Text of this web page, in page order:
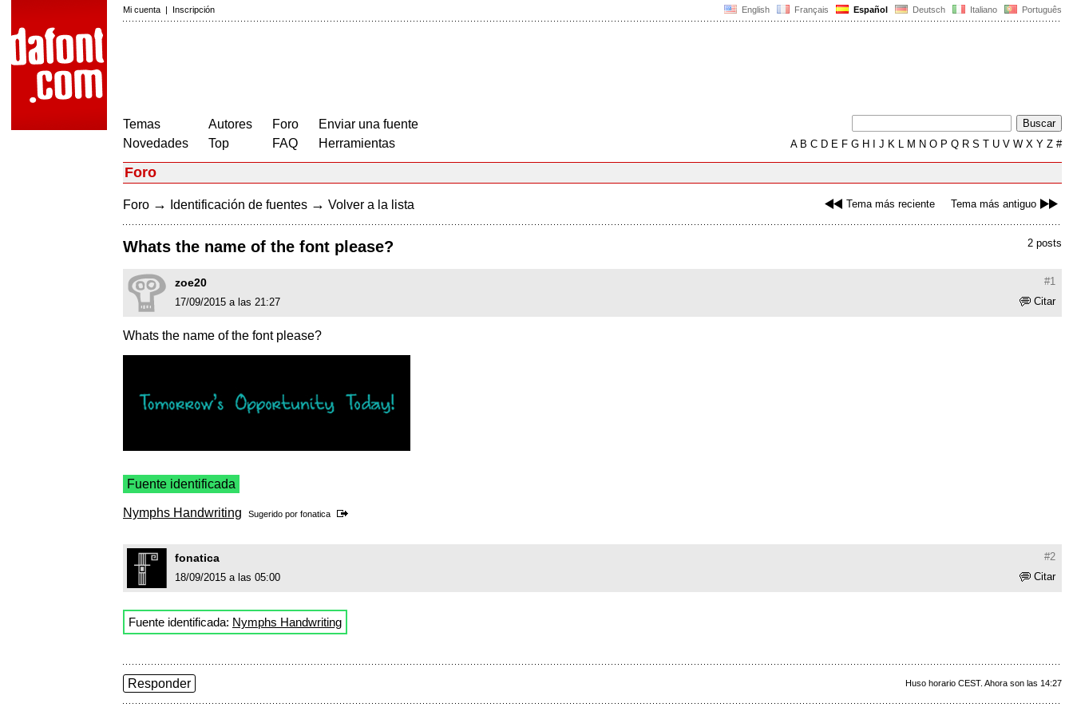
English Français Español Deutsch Italiano Português
Mi cuenta | Inscripción
Temas
Novedades
Autores
Top
Foro
FAQ
Enviar una fuente
Herramientas
AB C D E F G H J K L M N O P Q R S T U V W X Y Z #
Foro
Tema más reciente Tema más antiguo
Foro → Identificación de fuentes → Volver a la lista
2 posts
Whats the name of the font please?
#1
zoe20
Citar
17/09/2015 a las 21:27
Whats the name of the font please?
Fuente identificada
Nymphs Handwriting Sugerido por fonatica
#2
fonatica
Citar
18/09/2015 a las 05:00
Fuente identificada: Nymphs Handwriting
Huso horario CEST. Ahora son las 14:27
Responder